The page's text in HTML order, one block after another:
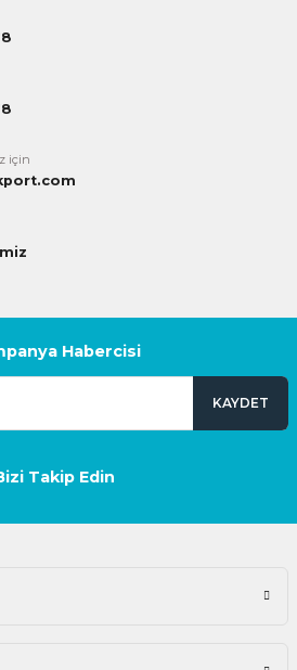
için
Habercisi
KAYDET
Takip Edin